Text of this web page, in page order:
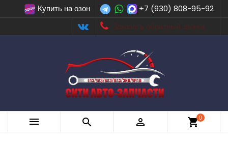
Купить на озон
+7 (930) 808-95-92
Заказать обратный звонок
   shopping_cart0